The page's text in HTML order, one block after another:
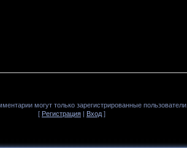
могут только зарегистрированные пользователи.
[ Регистрация | Вход ]